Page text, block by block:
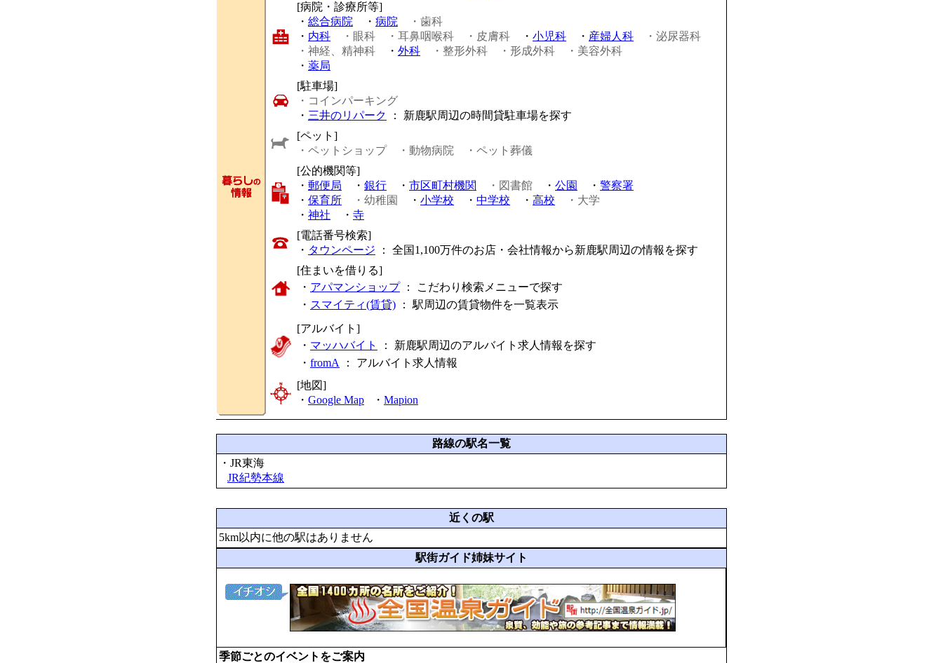
[病院・診療所等]
・ 総合病院 ・ 病院
・歯科
・ 内科 ・眼科 ・耳鼻咽喉科 ・皮膚科 ・ 小児科 ・ 産婦人科
・泌尿器科
・神経、精神科 ・ 外科 ・整形外科 ・形成外科
・美容外科
・ 薬局
[駐車場]
・コインパーキング
・ 三井のリパーク
： 新鹿駅周辺の時間貸駐車場を探す
[ペット]
・ペットショップ
・動物病院
・ペット葬儀
[公的機関等]
・ 郵便局 ・ 銀行 ・ 市区町村機関 ・図書館 ・ 公園 ・ 警察署
・ 保育所 ・幼稚園 ・ 小学校 ・ 中学校 ・ 高校
・大学
・ 神社 ・ 寺
[電話番号検索]
・ タウンページ ： 全国1,100万件のお店・会社情報から新鹿駅周辺の情報を探す
[住まいを借りる]
・ アパマンショップ： こだわり検索メニューで探す
・ スマイティ(賃貸) ： 駅周辺の賃貸物件を一覧表示
[アルバイト]
・ マッハバイト
： 新鹿駅周辺のアルバイト求人情報を探す
・ fromA ： アルバイト求人情報
[地図]
・ Google Map ・ Mapion
路線の駅名一覧
・JR東海
JR紀勢本線
近くの駅
5km以内に他の駅はありません
駅街ガイド姉妹サイト
季節ごとのイベントをご案内